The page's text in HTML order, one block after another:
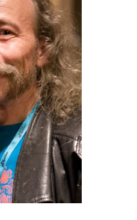
Marlowe découvre une ville qu’il
la peur et le rigorisme de la Ligue,
rancœurs. La Dame d...